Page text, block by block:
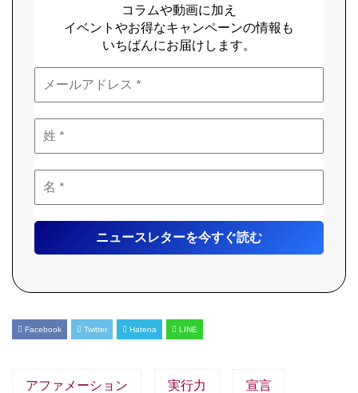
コラムや動画に加え
イベントやお得なキャンペーンの情報も
いちばんにお届けします。
Facebook Twitter Hatena LINE
アファメーション 実行力 宣言